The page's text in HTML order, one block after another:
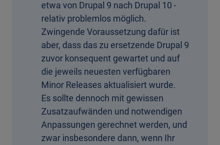
etwa von Drupal 9 nach Drupal 10 -
relativ problemlos möglich.
Zwingende Voraussetzung dafür ist
aber, dass das zu ersetzende Drupal 9
zuvor konsequent gewartet und auf
die jeweils neuesten verfügbaren
Minor Releases aktualisiert wurde.
Es sollte dennoch mit gewissen
Zusatzaufwänden und notwendigen
Anpassungen gerechnet werden, und
zwar insbesondere dann, wenn Ihr